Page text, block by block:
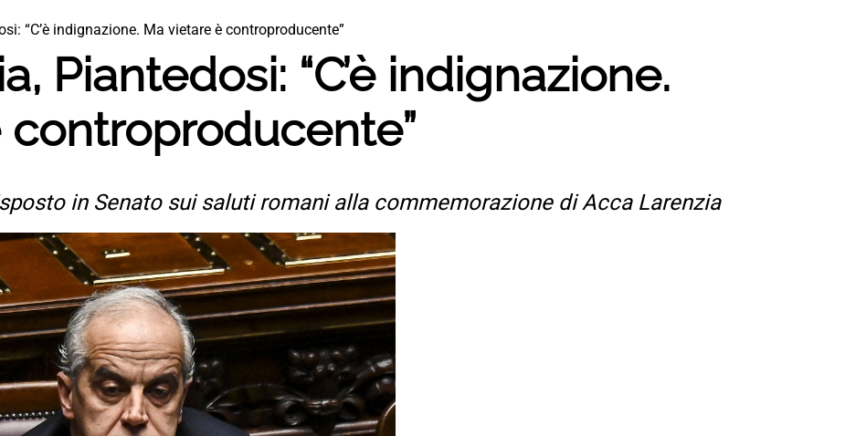
“C’è indignazione. Ma vietare è controproducente”
Piantedosi: “C’è indignazione.
controproducente”
in Senato sui saluti romani alla commemorazione di Acca Larenzia